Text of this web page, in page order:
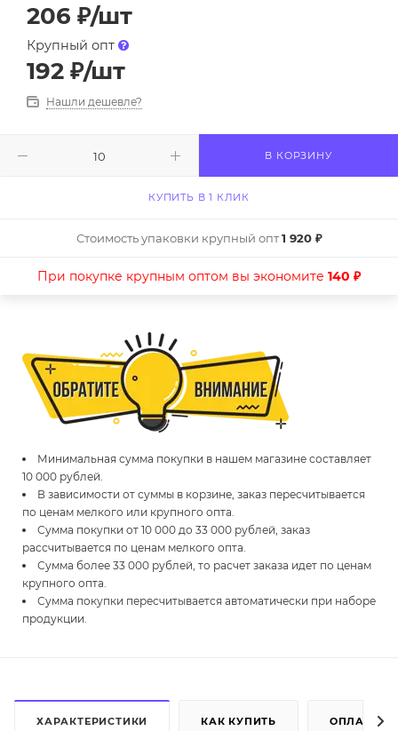
206 ₽/шт
Крупный опт
192 ₽/шт
Нашли дешевле?
В КОРЗИНУ
КУПИТЬ В 1 КЛИК
Стоимость упаковки крупный опт1 920 ₽
При покупке крупным оптом вы экономите 140 ₽
Минимальная сумма покупки в нашем магазине составляет
10 000 рублей.
В зависимости от суммы в корзине, заказ пересчитывается
по ценам мелкого или крупного опта.
Сумма покупки от 10 000 до 33 000 рублей, заказ
рассчитывается по ценам мелкого опта.
Сумма более 33 000 рублей, то расчет заказа идет по ценам
крупного опта.
Сумма покупки пересчитывается автоматически при наборе
продукции.
ХАРАКТЕРИСТИКИ КАК КУПИТЬ ОПЛАТА